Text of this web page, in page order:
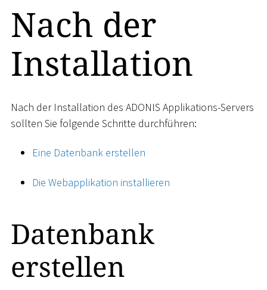
Nach der
Installation
Nach der Installation des ADONIS Applikations-Servers
sollten Sie folgende Schritte durchführen:
Eine Datenbank erstellen
Die Webapplikation installieren
Datenbank
erstellen